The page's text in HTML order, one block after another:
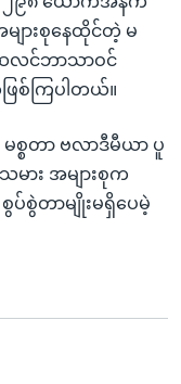
ားစုနေထိုင်တဲ့ မ
ဆလင်ဘာသာဝင်
ြစ်ကြပါတယ်။
စ္စတာ ဗလာဒီမီယာ ပူ
မား အများစုက
တာမျိုးမရှိပေမဲ့